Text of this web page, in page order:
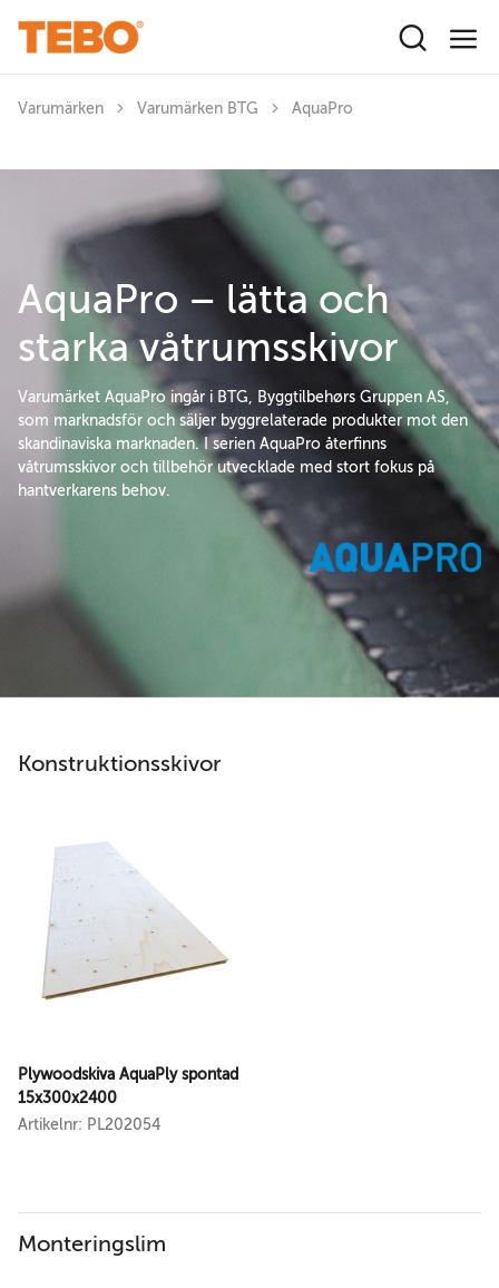
Varumärken Varumärken BTG AquaPro
AquaPro – lätta och
starka våtrumsskivor
Varumärket AquaPro ingår i BTG, Byggtilbehørs Gruppen AS,
som marknadsför och säljer byggrelaterade produkter mot den
skandinaviska marknaden. I serien AquaPro återfinns
våtrumsskivor och tillbehör utvecklade med stort fokus på
hantverkarens behov.
Konstruktionsskivor
Plywoodskiva AquaPly spontad
15x300x2400
Artikelnr: PL202054
Monteringslim